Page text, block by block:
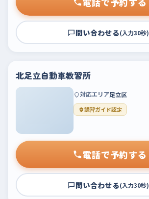
問い合わせる(入力30秒)
北足立自動車教習所
対応エリア足立区
講習ガイド認定
電話で予約する
問い合わせる(入力30秒)